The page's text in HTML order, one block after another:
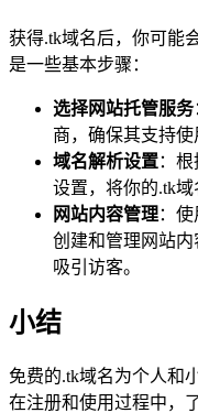
获得.tk域名后，你可能
是一些基本步骤：
选择网站托管服务
商，确保其支持使
域名解析设置：
设置，将你的.tk域
网站内容管理：
创建和管理网站内
吸引访客。
小结
免费的.tk域名为个人和
在注册和使用过程中，